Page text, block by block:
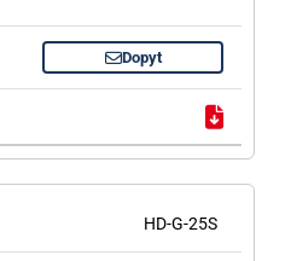
Dopyt
HD-G-25S